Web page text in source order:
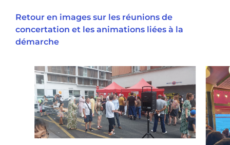
Retour en images sur les réunions de
concertation et les animations liées à la
démarche